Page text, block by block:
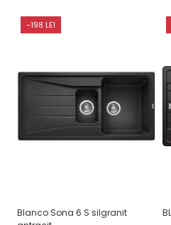
-198 LEI
Blanco Sona 6 S silgranit